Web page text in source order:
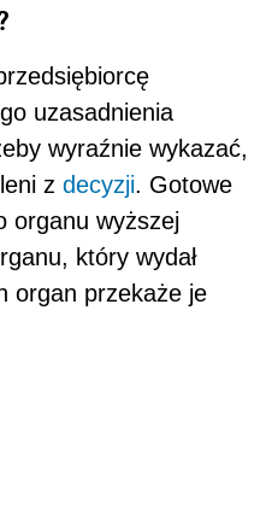
uzasadnienia
wyraźnie wykazać,
z decyzji. Gotowe
organu wyższej
który wydał
organ przekaże je